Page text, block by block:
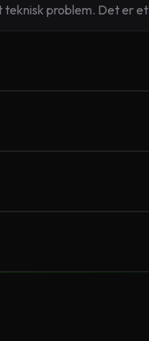
problem. Det er et